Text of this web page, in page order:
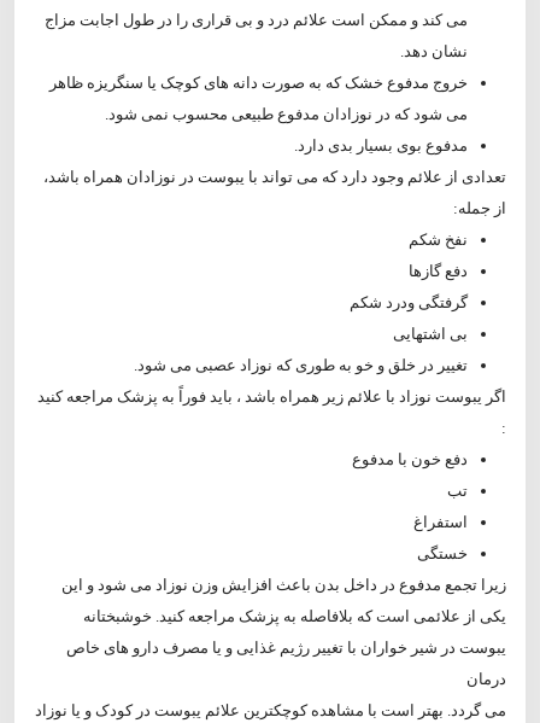
می کند و ممکن است علائم درد و بی قراری را در طول اجابت مزاج
نشان دهد.
خروج مدفوع خشک که به صورت دانه های کوچک یا سنگریزه ظاهر
می شود که در نوزادان مدفوع طبیعی محسوب نمی شود.
مدفوع بوی بسیار بدی دارد.
تعدادی از علائم وجود دارد که می تواند با یبوست در نوزادان همراه باشد،
از جمله:
نفخ شکم
دفع گازها
گرفتگی ودرد شکم
بی اشتهایی
تغییر در خلق و خو به طوری که نوزاد عصبی می شود.
اگر یبوست نوزاد با علائم زیر همراه باشد ، باید فوراً به پزشک مراجعه کنید
:
دفع خون با مدفوع
تب
استفراغ
خستگی
زیرا تجمع مدفوع در داخل بدن باعث افزایش وزن نوزاد می شود و این
یکی از علائمی است که بلافاصله به پزشک مراجعه کنید. خوشبختانه
یبوست در شیر خواران با تغییر رژیم غذایی و یا مصرف دارو های خاص
درمان
می گردد. بهتر است با مشاهده کوچکترین علائم یبوست در کودک و یا نوزاد